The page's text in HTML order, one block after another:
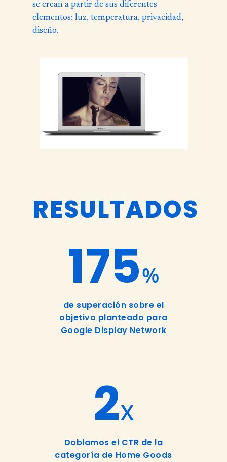
se crean a partir de sus diferentes
elementos: luz, temperatura, privacidad,
diseño.
RESULTADOS
175%
de superación sobre el
objetivo planteado para
Google Display Network
2X
Doblamos el CTR de la
categoría de Home Goods